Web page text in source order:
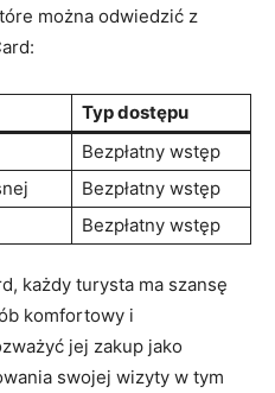
można odwiedzić z
Typ dostępu
Bezpłatny wstęp
Bezpłatny wstęp
Bezpłatny wstęp
każdy turysta ma szansę‍
komfortowy ​i
⁢jej zakup jako
swojej wizyty w tym